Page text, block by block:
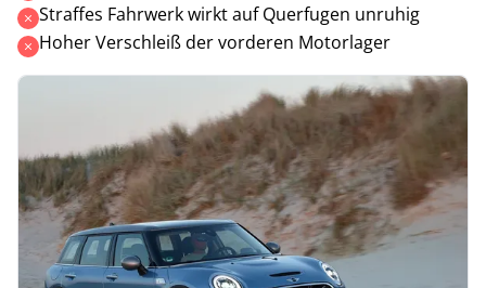
Straffes Fahrwerk wirkt auf Querfugen unruhig
Hoher Verschleiß der vorderen Motorlager